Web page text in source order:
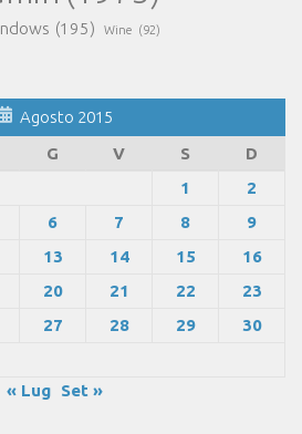
(195) Wine (92)
Agosto 2015
G V S
D
1
2
6 7 8
9
13 14 15
16
20 21 22
23
27 28 29
30
« Lug
Set »